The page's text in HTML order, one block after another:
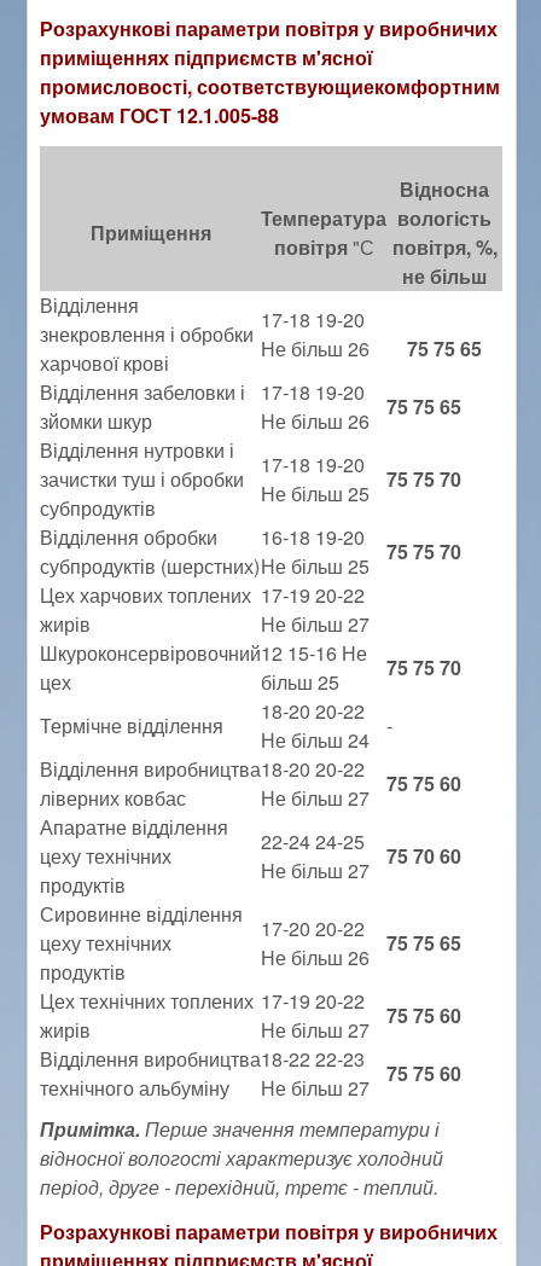
Розрахункові параметри повітря у виробничих
приміщеннях підприємств м'ясної
промисловості, соответствующиекомфортним
умовам ГОСТ 12.1.005-88
Приміщення
Температура
повітря "С
Відносна
вологість
повітря, %,
не більш
Відділення
знекровлення і обробки
харчової крові
17-18 19-20
Не більш 26
75 75 65
Відділення забеловки і
зйомки шкур
17-18 19-20
Не більш 26
75 75 65
Відділення нутровки і
зачистки туш і обробки
субпродуктів
17-18 19-20
Не більш 25
75 75 70
Відділення обробки
субпродуктів (шерстних)
16-18 19-20
Не більш 25
75 75 70
Цех харчових топлених
жирів
17-19 20-22
Не більш 27
Шкуроконсервіровочний
цех
12 15-16 Не
більш 25
75 75 70
Термічне відділення
18-20 20-22
Не більш 24
-
Відділення виробництва
ліверних ковбас
18-20 20-22
Не більш 27
75 75 60
Апаратне відділення
цеху технічних
продуктів
22-24 24-25
Не більш 27
75 70 60
Сировинне відділення
цеху технічних
продуктів
17-20 20-22
Не більш 26
75 75 65
Цех технічних топлених
жирів
17-19 20-22
Не більш 27
75 75 60
Відділення виробництва
технічного альбуміну
18-22 22-23
Не більш 27
75 75 60
Примітка.Перше значення температури і
відносної вологості характеризує холодний
період, друге - перехідний, третє - теплий.
Розрахункові параметри повітря у виробничих
приміщеннях підприємств м'ясної